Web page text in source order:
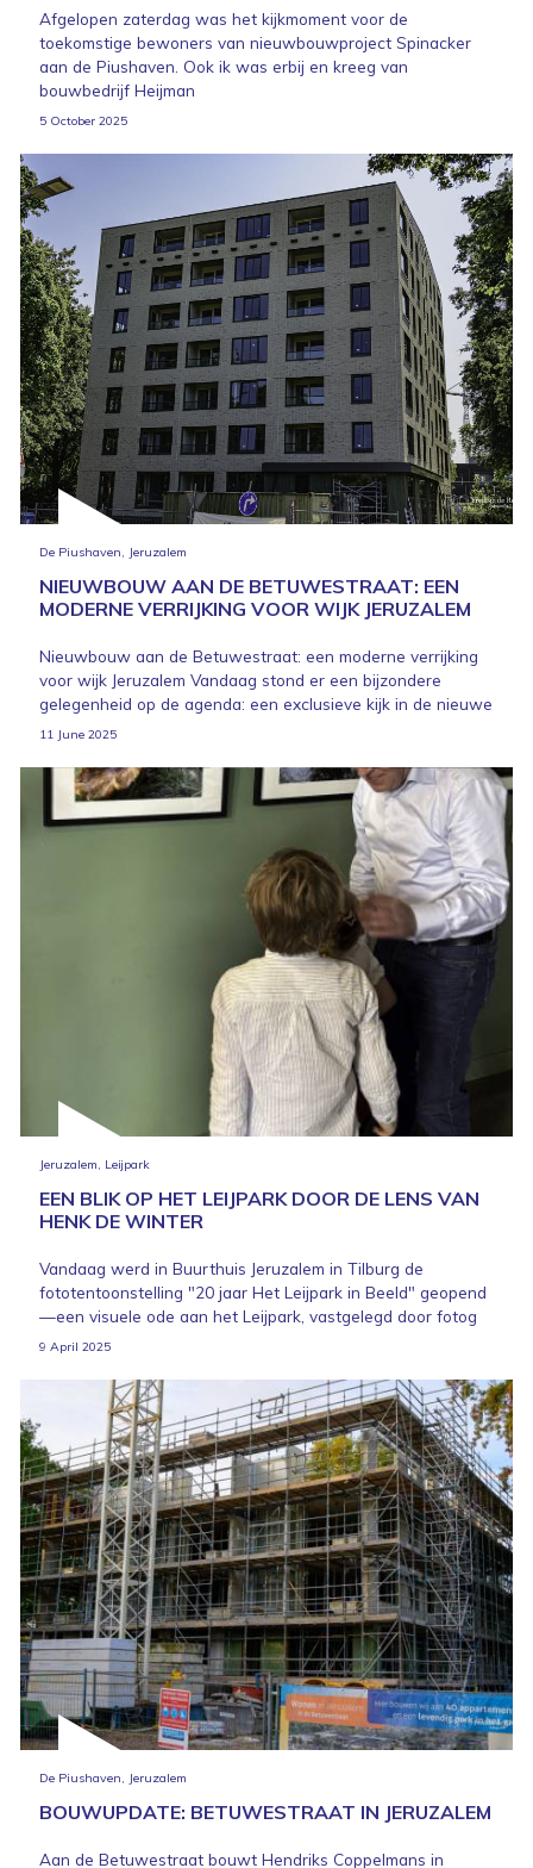
Afgelopen zaterdag was het kijkmoment voor de
toekomstige bewoners van nieuwbouwproject Spinacker
aan de Piushaven. Ook ik was erbij en kreeg van
bouwbedrijf Heijman
5 October 2025
De Piushaven, Jeruzalem
NIEUWBOUW AAN DE BETUWESTRAAT: EEN
MODERNE VERRIJKING VOOR WIJK JERUZALEM
Nieuwbouw aan de Betuwestraat: een moderne verrijking
voor wijk Jeruzalem Vandaag stond er een bijzondere
gelegenheid op de agenda: een exclusieve kijk in de nieuwe
11 June 2025
Jeruzalem, Leijpark
EEN BLIK OP HET LEIJPARK DOOR DE LENS VAN
HENK DE WINTER
Vandaag werd in Buurthuis Jeruzalem in Tilburg de
fototentoonstelling "20 jaar Het Leijpark in Beeld" geopend
—een visuele ode aan het Leijpark, vastgelegd door fotog
9 April 2025
De Piushaven, Jeruzalem
BOUWUPDATE: BETUWESTRAAT IN JERUZALEM
Aan de Betuwestraat bouwt Hendriks Coppelmans in